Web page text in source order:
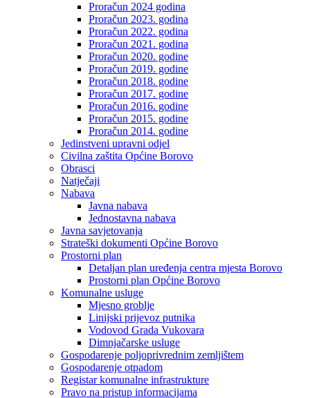
Proračun 2024 godina
Proračun 2023. godina
Proračun 2022. godina
Proračun 2021. godina
Proračun 2020. godine
Proračun 2019. godine
Proračun 2018. godine
Proračun 2017. godine
Proračun 2016. godine
Proračun 2015. godine
Proračun 2014. godine
Jedinstveni upravni odjel
Civilna zaštita Općine Borovo
Obrasci
Natječaji
Nabava
Javna nabava
Jednostavna nabava
Javna savjetovanja
Strateški dokumenti Općine Borovo
Prostorni plan
Detaljan plan uređenja centra mjesta Borovo
Prostorni plan Općine Borovo
Komunalne usluge
Mjesno groblje
Linijski prijevoz putnika
Vodovod Grada Vukovara
Dimnjačarske usluge
Gospodarenje poljoprivrednim zemljištem
Gospodarenje otpadom
Registar komunalne infrastrukture
Pravo na pristup informacijama